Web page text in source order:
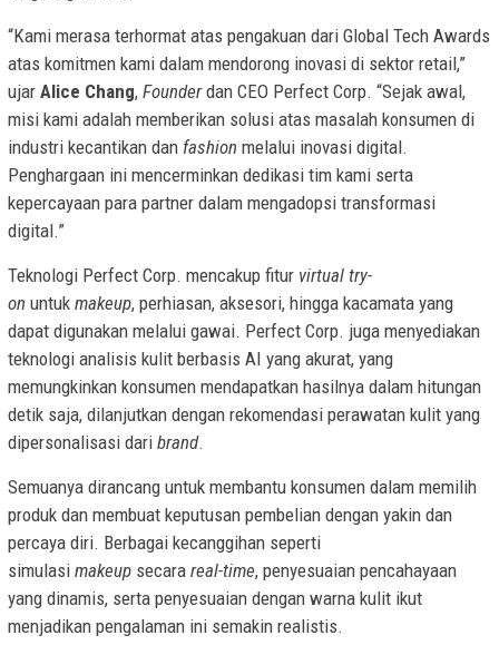
“Kami merasa terhormat atas pengakuan dari Global Tech Awards
atas komitmen kami dalam mendorong inovasi di sektor retail,”
ujar Alice Chang, Founderdan CEO Perfect Corp. “Sejak awal,
misi kami adalah memberikan solusi atas masalah konsumen di
industri kecantikan dan fashion melalui inovasi digital.
Penghargaan ini mencerminkan dedikasi tim kami serta
kepercayaan para partner dalam mengadopsi transformasi
digital.”
Teknologi Perfect Corp. mencakup fitur virtual try-
on untuk makeup, perhiasan, aksesori, hingga kacamata yang
dapat digunakan melalui gawai. Perfect Corp. juga menyediakan
teknologi analisis kulit berbasis AI yang akurat, yang
memungkinkan konsumen mendapatkan hasilnya dalam hitungan
detik saja, dilanjutkan dengan rekomendasi perawatan kulit yang
dipersonalisasi dari brand.
Semuanya dirancang untuk membantu konsumen dalam memilih
produk dan membuat keputusan pembelian dengan yakin dan
percaya diri. Berbagai kecanggihan seperti
simulasi makeup secara real-time, penyesuaian pencahayaan
yang dinamis, serta penyesuaian dengan warna kulit ikut
menjadikan pengalaman ini semakin realistis.